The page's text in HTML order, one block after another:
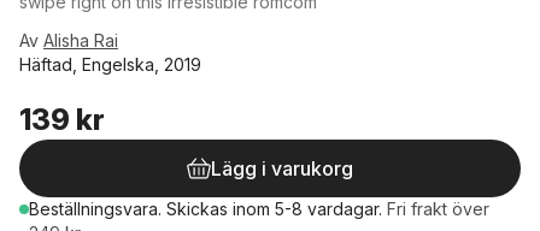
Av Alisha Rai
Häftad, Engelska, 2019
139 kr
Lägg i varukorg
Beställningsvara. Skickas inom 5-8 vardagar. Fri frakt över